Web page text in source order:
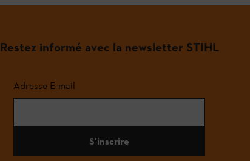
Restez informé avec la newsletter STIHL
Adresse E-mail
S'inscrire